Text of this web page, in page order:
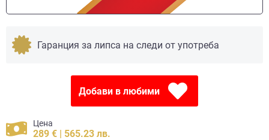
Гаранция за липса на следи от употреба
Добави в любими
Цена
289 € | 565.23 лв.